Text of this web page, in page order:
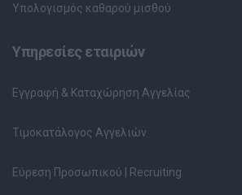
Υπολογισμός καθαρού μισθού
Υπηρεσίες εταιριών
Εγγραφή & Καταχώρηση Αγγελίας
Τιμοκατάλογος Αγγελιών
Εύρεση Προσωπικού | Recruiting